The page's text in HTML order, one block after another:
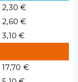
2,30 €
2,60 €
3,10 €
17,70 €